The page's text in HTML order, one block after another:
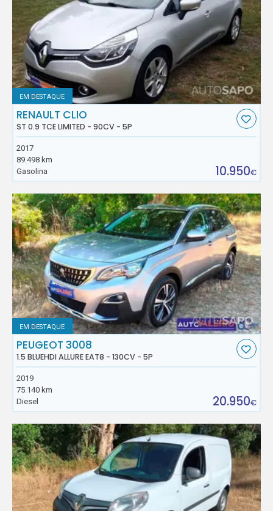
EM DESTAQUE
RENAULT CLIO
ST 0.9 TCE LIMITED - 90CV - 5P
2017
89.498 km
Gasolina
10.950€
EM DESTAQUE
PEUGEOT 3008
1.5 BLUEHDI ALLURE EAT8 - 130CV - 5P
2019
75.140 km
Diesel
20.950€